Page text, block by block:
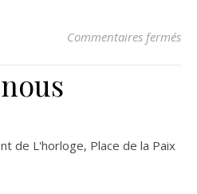
Commentaires fermés
de L'horloge, Place de la Paix